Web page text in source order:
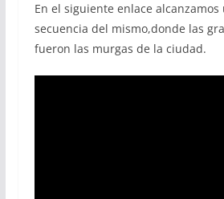
En el siguiente enlace
secuencia del mismo,donde las
fueron las murgas de la ciudad.